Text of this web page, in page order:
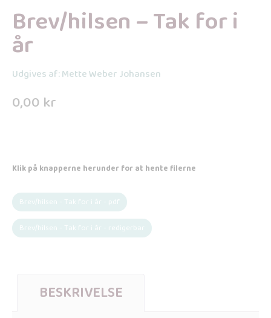
Brev/hilsen – Tak for i
år
Udgives af: Mette Weber Johansen
0,00 kr
Klik på knapperne herunder for at hente filerne
Brev/hilsen - Tak for i år - pdf
Brev/hilsen - Tak for i år - redigerbar
BESKRIVELSE